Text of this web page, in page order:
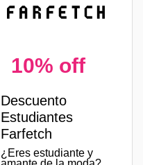
10% off
Descuento
Estudiantes
Farfetch
¿Eres estudiante y